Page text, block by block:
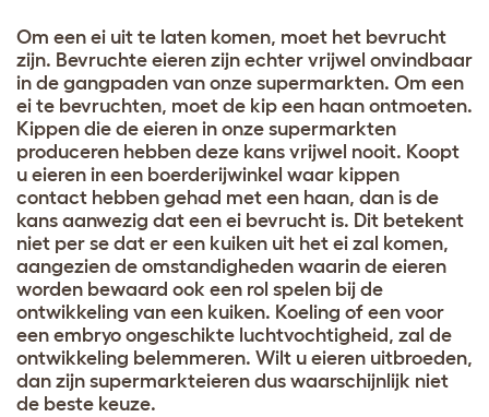
Om een ei uit te laten komen, moet het bevrucht
zijn. Bevruchte eieren zijn echter vrijwel onvindbaar
in de gangpaden van onze supermarkten. Om een
ei te bevruchten, moet de kip een haan ontmoeten.
Kippen die de eieren in onze supermarkten
produceren hebben deze kans vrijwel nooit. Koopt
u eieren in een boerderijwinkel waar kippen
contact hebben gehad met een haan, dan is de
kans aanwezig dat een ei bevrucht is. Dit betekent
niet per se dat er een kuiken uit het ei zal komen,
aangezien de omstandigheden waarin de eieren
worden bewaard ook een rol spelen bij de
ontwikkeling van een kuiken. Koeling of een voor
een embryo ongeschikte luchtvochtigheid, zal de
ontwikkeling belemmeren. Wilt u eieren uitbroeden,
dan zijn supermarkteieren dus waarschijnlijk niet
de beste keuze.